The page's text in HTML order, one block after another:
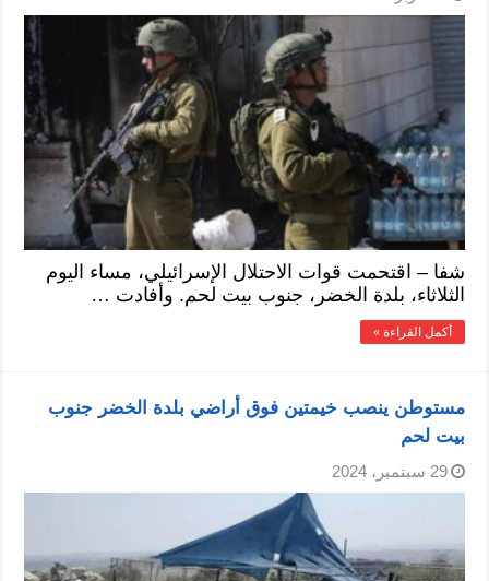
شفا – اقتحمت قوات الاحتلال الإسرائيلي، مساء اليوم
الثلاثاء، بلدة الخضر، جنوب بيت لحم. وأفادت …
أكمل القراءة »
مستوطن ينصب خيمتين فوق أراضي بلدة الخضر جنوب
بيت لحم
29 سبتمبر، 2024